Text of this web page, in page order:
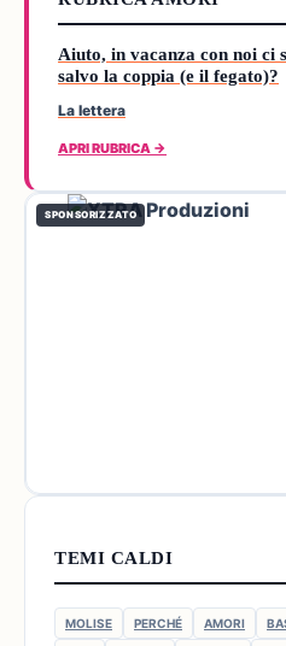
Aiuto, in vacanza con noi ci
salvo la coppia (e il fegato)?
La lettera
APRI RUBRICA →
SPONSORIZZATO
TEMI CALDI
MOLISE PERCHÉ AMORI